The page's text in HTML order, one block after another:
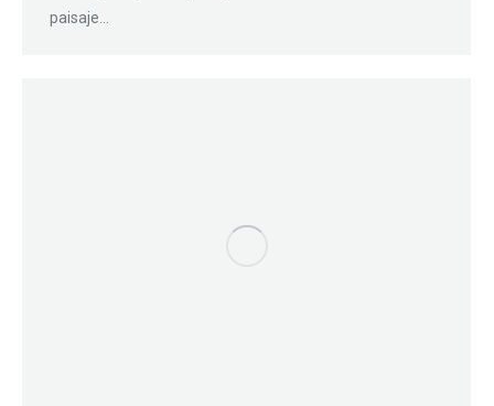
paisaje…